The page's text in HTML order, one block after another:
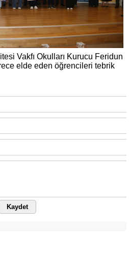
Vakfı Okulları Kurucu Feridun
elde eden öğrencileri tebrik
Kaydet